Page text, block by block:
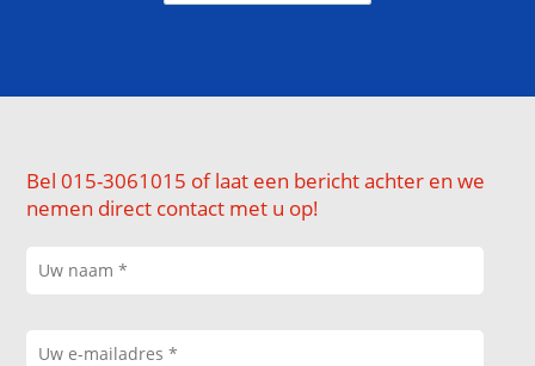
Bel 015-3061015 of laat een bericht achter en we
nemen direct contact met u op!